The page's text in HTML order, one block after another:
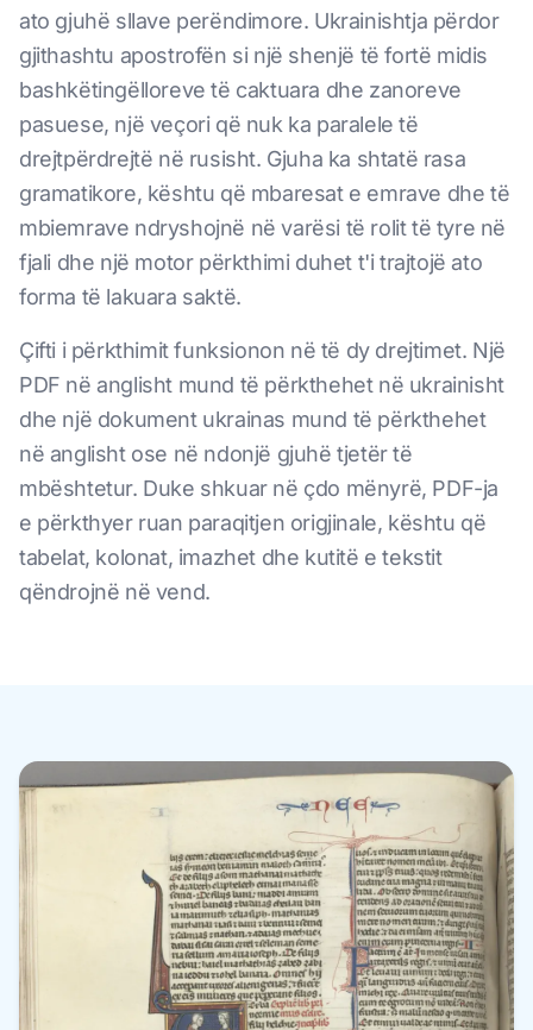
ato gjuhë sllave perëndimore. Ukrainishtja përdor
gjithashtu apostrofën si një shenjë të fortë midis
bashkëtingëlloreve të caktuara dhe zanoreve
pasuese, një veçori që nuk ka paralele të
drejtpërdrejtë në rusisht. Gjuha ka shtatë rasa
gramatikore, kështu që mbaresat e emrave dhe të
mbiemrave ndryshojnë në varësi të rolit të tyre në
fjali dhe një motor përkthimi duhet t'i trajtojë ato
forma të lakuara saktë.
Çifti i përkthimit funksionon në të dy drejtimet. Një
PDF në anglisht mund të përkthehet në ukrainisht
dhe një dokument ukrainas mund të përkthehet
në anglisht ose në ndonjë gjuhë tjetër të
mbështetur. Duke shkuar në çdo mënyrë, PDF-ja
e përkthyer ruan paraqitjen origjinale, kështu që
tabelat, kolonat, imazhet dhe kutitë e tekstit
qëndrojnë në vend.